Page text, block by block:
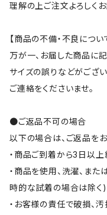
理解の上ご注文よろしくお
【商品の不備・不良につい
万が一、お届した商品に
サイズの誤りなどがござ
ご連絡をくださいませ。
●ご返品不可の場合
以下の場合は、ご返品を
・商品ご到着から3日以
・商品を使用、洗濯、ま
時的な試着の場合は除く)
・お客様の責任で破損、